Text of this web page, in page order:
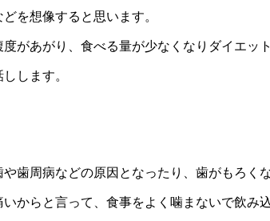
を想像すると思います。
があがり、食べる量が少なくなりダイエッ
します。
歯周病などの原因となったり、歯がもろく
からと言って、食事をよく噛まないで飲